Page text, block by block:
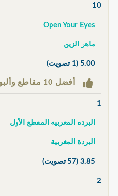
10
Open Your Eyes
ماهر الزين
5.00 (1 تصويت)
أفضل 10 مقاطع وألبومات حسب التصويتات
1
البردة المغربية المقطع الأول
البردة المغربية
3.85 (57 تصويت)
2